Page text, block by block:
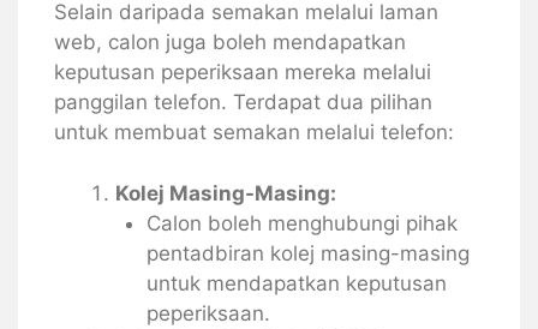
Selain daripada semakan melalui laman
web, calon juga boleh mendapatkan
keputusan peperiksaan mereka melalui
panggilan telefon. Terdapat dua pilihan
untuk membuat semakan melalui telefon:
Kolej Masing-Masing:
Calon boleh menghubungi pihak
pentadbiran kolej masing-masing
untuk mendapatkan keputusan
peperiksaan.